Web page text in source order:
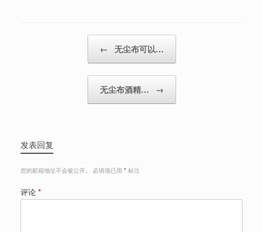
← 无尘布可以…
无尘布酒精… →
发表回复
您的邮箱地址不会被公开。 必填项已用 * 标注
评论 *